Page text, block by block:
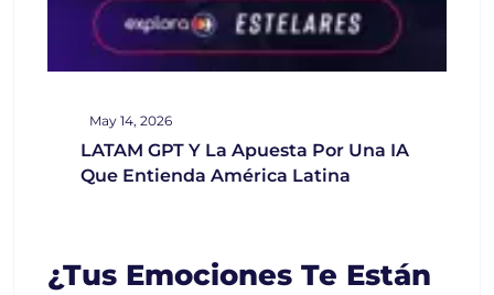
May 14, 2026
LATAM GPT Y La Apuesta Por Una IA
Que Entienda América Latina
¿Tus Emociones Te Están